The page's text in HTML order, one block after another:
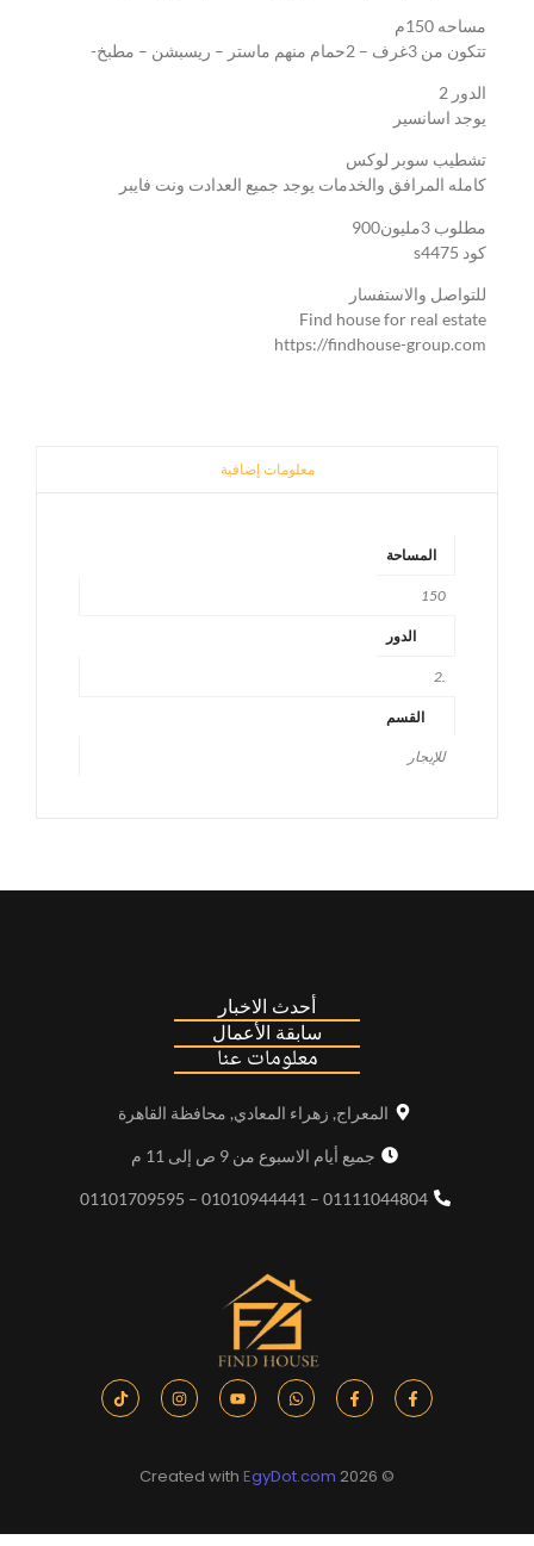
مساحه 150م
تتكون من 3غرف – 2حمام منهم ماستر – ريسبشن – مطبخ-
الدور 2
يوجد اسانسير
تشطيب سوبر لوكس
كامله المرافق والخدمات يوجد جميع العدادت ونت فايبر
مطلوب 3مليون900
كود s4475
للتواصل والاستفسار
Find house for real estate
https://findhouse-group.com
معلومات إضافية
المساحة
150
الدور
القسم
للإيجار
أحدث الاخبار
سابقة الأعمال
معلومات عنا
المعراج, زهراء المعادي, محافظة القاهرة
جميع أيام الاسبوع من 9 ص إلى 11 م
01111044804 – 01010944441 – 01101709595
© 2026 Created with
EgyDot.com